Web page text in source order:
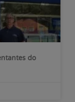
do